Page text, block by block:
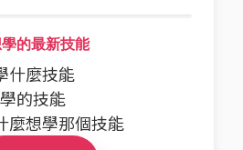
的最新技能
什麼技能
的技能
麼想學那個技能